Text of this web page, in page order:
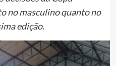
no masculino quanto no
edição.